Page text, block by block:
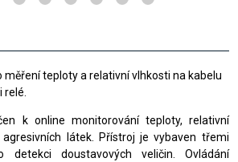
měření teploty a relativní vlhkosti na kabelu
k online monitorování teploty, relativní
látek. Přístroj je vybaven třemi
detekci doustavových veličin. Ovládání